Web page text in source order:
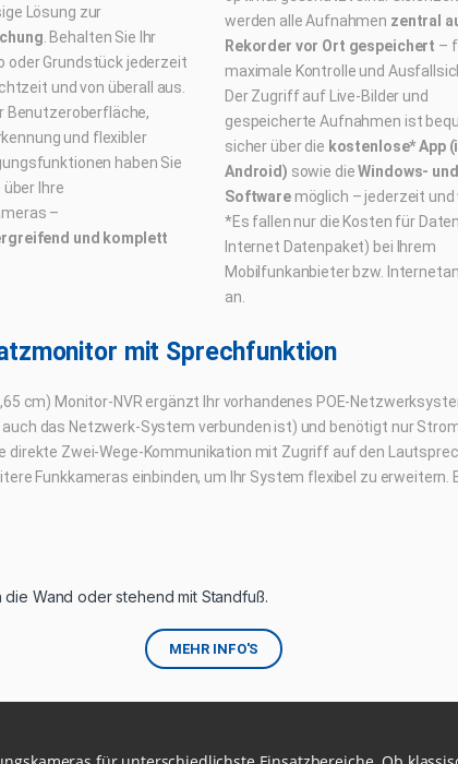
Lösung zur
. Behalten Sie Ihr
oder Grundstück jederzeit
und von überall aus.
Benutzeroberfläche,
und flexibler
haben Sie
Ihre
–
und komplett
werden alle Aufnahmen zentral
Rekorder vor Ort gespeichert –
maximale Kontrolle und
Der Zugriff auf Live-Bilder und
gespeicherte Aufnahmen ist
sicher über die kostenlose* App
Android) sowie dieWindows-
Softwaremöglich – jederzeit und
*Es fallen nur die Kosten für Daten
Internet Datenpaket) bei Ihrem
Mobilfunkanbieter bzw.
an.
mit Sprechfunktion
cm) Monitor-NVR ergänzt Ihr vorhandenes POE-
das Netzwerk-System verbunden ist) und benötigt nur
direkte Zwei-Wege-Kommunikation mit Zugriff auf den
Funkkameras einbinden, um Ihr System flexibel zu
die Wand oder stehend mit Standfuß.
MEHR INFO'S